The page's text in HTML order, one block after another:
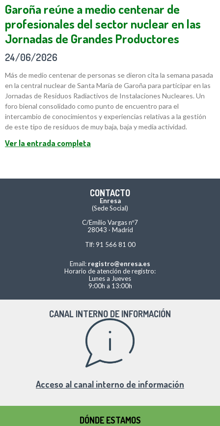
Garoña reúne a medio centenar de
profesionales del sector nuclear en las
Jornadas de Grandes Productores
24/06/2026
Más de medio centenar de personas se dieron cita la semana pasada
en la central nuclear de Santa María de Garoña para participar en las
Jornadas de Residuos Radiactivos de Instalaciones Nucleares. Un
foro bienal consolidado como punto de encuentro para el
intercambio de conocimientos y experiencias relativas a la gestión
de este tipo de residuos de muy baja, baja y media actividad.
Ver la entrada completa
CONTACTO
Enresa
(Sede Social)
C/Emilio Vargas nº7
28043 · Madrid
Tlf: 91 566 81 00
Email: registro@enresa.es
Horario de atención de registro:
Lunes a Jueves
9:00h a 13:00h
CANAL INTERNO DE INFORMACIÓN
Acceso al canal interno de información
DÓNDE ESTAMOS